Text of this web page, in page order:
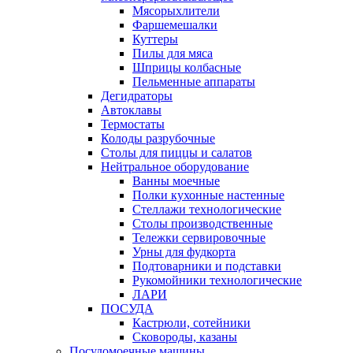
Мясорыхлители
Фаршемешалки
Куттеры
Пилы для мяса
Шприцы колбасные
Пельменные аппараты
Дегидраторы
Автоклавы
Термостаты
Колоды разрубочные
Столы для пиццы и салатов
Нейтральное оборудование
Ванны моечные
Полки кухонные настенные
Стеллажи технологические
Столы производственные
Тележки сервировочные
Урны для фудкорта
Подтоварники и подставки
Рукомойники технологические
ЛАРИ
ПОСУДА
Кастрюли, сотейники
Сковороды, казаны